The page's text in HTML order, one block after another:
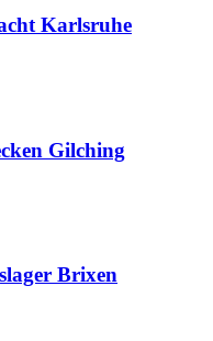
Karlsruhe
Gilching
Brixen